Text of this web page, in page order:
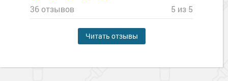
36 отзывов 5 из 5
Читать отзывы